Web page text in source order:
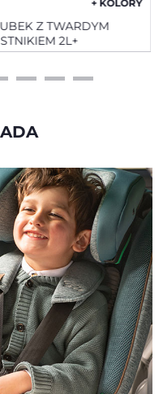
+ KOLORY
Z TWARDYM
2L+